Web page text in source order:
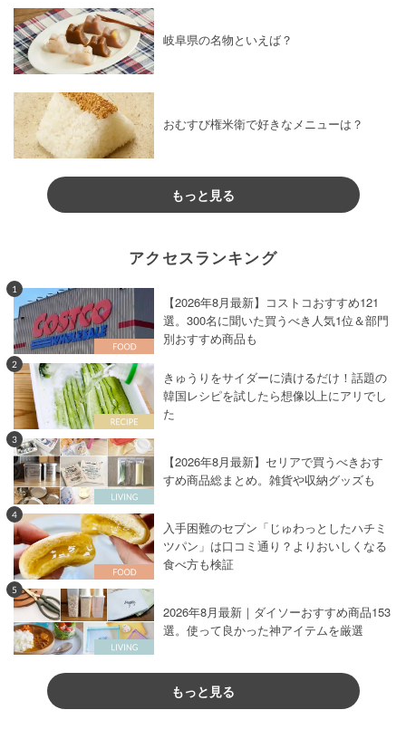
岐阜県の名物といえば？
おむすび権米衛で好きなメニューは？
もっと見る
アクセスランキング
1
【2026年8月最新】コストコおすすめ121
選。300名に聞いた買うべき人気1位＆部門
別おすすめ商品も
2
きゅうりをサイダーに漬けるだけ！話題の
韓国レシピを試したら想像以上にアリでし
た
3
【2026年8月最新】セリアで買うべきおす
すめ商品総まとめ。雑貨や収納グッズも
4
入手困難のセブン「じゅわっとしたハチミ
ツパン」は口コミ通り？よりおいしくなる
食べ方も検証
5
2026年8月最新｜ダイソーおすすめ商品153
選。使って良かった神アイテムを厳選
もっと見る